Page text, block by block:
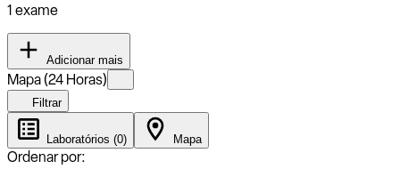
1 exame
Adicionar mais
Mapa (24 Horas)
Filtrar
Laboratórios (0) Mapa
Ordenar por: